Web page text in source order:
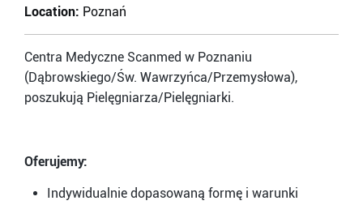
Location: Poznań
Centra Medyczne Scanmed w Poznaniu
(Dąbrowskiego/Św. Wawrzyńca/Przemysłowa),
poszukują Pielęgniarza/Pielęgniarki.
Oferujemy:
Indywidualnie dopasowaną formę i warunki